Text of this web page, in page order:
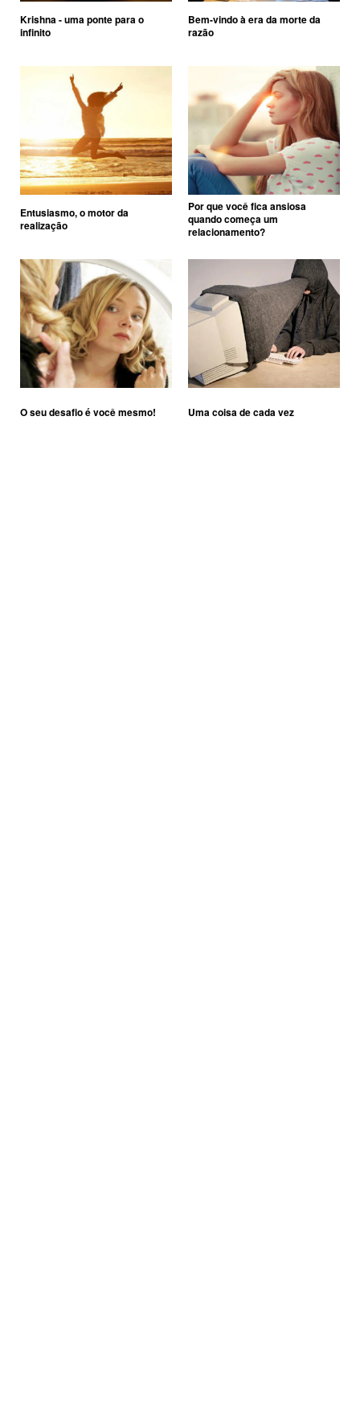
Krishna - uma ponte para o
infinito
Bem-vindo à era da morte da
razão
Entusiasmo, o motor da
realização
Por que você fica ansiosa
quando começa um
relacionamento?
O seu desafio é você mesmo! Uma coisa de cada vez